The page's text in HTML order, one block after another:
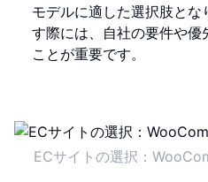
モデルに適した選択肢と
す際には、自社の要件や優
ことが重要です。
ECサイトの選択：